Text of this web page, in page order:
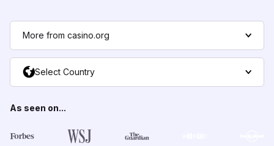
More from casino.org
Select Country
As seen on...